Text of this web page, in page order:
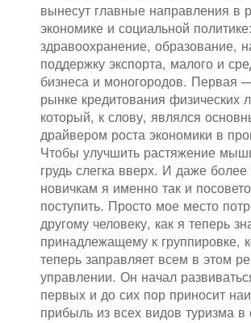
вынесут главные направления в
экономике и социальной политике:
здравоохранение, образование,
поддержку экспорта, малого и
бизнеса и моногородов. Первая
рынке кредитования физических
который, к слову, являлся
драйвером роста экономики в
Чтобы улучшить растяжение
грудь слегка вверх. И даже более
новичкам я именно так и
поступить. Просто мое место
другому человеку, как я теперь
принадлежащему к группировке,
теперь заправляет всем в этом
управлении. Он начал
первых и до сих пор приносит
прибыль из всех видов туризма в